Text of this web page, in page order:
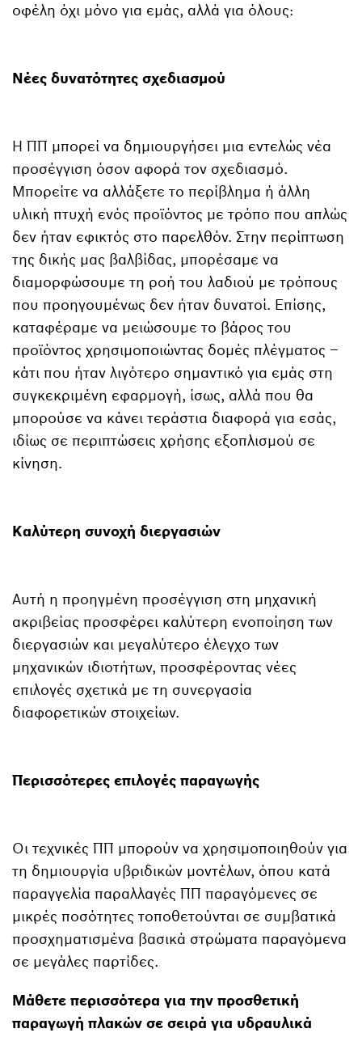
οφέλη όχι μόνο για εμάς, αλλά για όλους:
Νέες δυνατότητες σχεδιασμού
Η ΠΠ μπορεί να δημιουργήσει μια εντελώς νέα
προσέγγιση όσον αφορά τον σχεδιασμό.
Μπορείτε να αλλάξετε το περίβλημα ή άλλη
υλική πτυχή ενός προϊόντος με τρόπο που απλώς
δεν ήταν εφικτός στο παρελθόν. Στην περίπτωση
της δικής μας βαλβίδας, μπορέσαμε να
διαμορφώσουμε τη ροή του λαδιού με τρόπους
που προηγουμένως δεν ήταν δυνατοί. Επίσης,
καταφέραμε να μειώσουμε το βάρος του
προϊόντος χρησιμοποιώντας δομές πλέγματος –
κάτι που ήταν λιγότερο σημαντικό για εμάς στη
συγκεκριμένη εφαρμογή, ίσως, αλλά που θα
μπορούσε να κάνει τεράστια διαφορά για εσάς,
ιδίως σε περιπτώσεις χρήσης εξοπλισμού σε
κίνηση.
Καλύτερη συνοχή διεργασιών
Αυτή η προηγμένη προσέγγιση στη μηχανική
ακριβείας προσφέρει καλύτερη ενοποίηση των
διεργασιών και μεγαλύτερο έλεγχο των
μηχανικών ιδιοτήτων, προσφέροντας νέες
επιλογές σχετικά με τη συνεργασία
διαφορετικών στοιχείων.
Περισσότερες επιλογές παραγωγής
Οι τεχνικές ΠΠ μπορούν να χρησιμοποιηθούν για
τη δημιουργία υβριδικών μοντέλων, όπου κατά
παραγγελία παραλλαγές ΠΠ παραγόμενες σε
μικρές ποσότητες τοποθετούνται σε συμβατικά
προσχηματισμένα βασικά στρώματα παραγόμενα
σε μεγάλες παρτίδες.
Μάθετε περισσότερα για την προσθετική
παραγωγή πλακών σε σειρά για υδραυλικά